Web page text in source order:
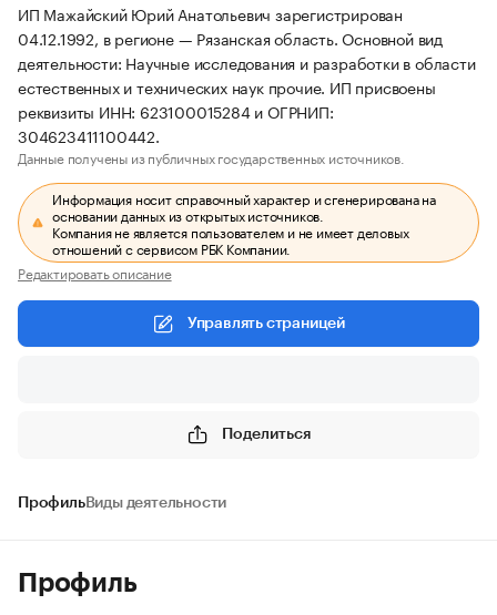
ИП Мажайский Юрий Анатольевич зарегистрирован
04.12.1992, в регионе — Рязанская область. Основной вид
деятельности: Научные исследования и разработки в области
естественных и технических наук прочие. ИП присвоены
реквизиты ИНН: 623100015284 и ОГРНИП:
304623411100442.
Данные получены из публичных государственных источников.
Информация носит справочный характер и сгенерирована на
основании данных из открытых источников.
Компания не является пользователем и не имеет деловых
отношений с сервисом РБК Компании.
Редактировать описание
Управлять страницей
Поделиться
ПрофильВиды деятельности
Профиль